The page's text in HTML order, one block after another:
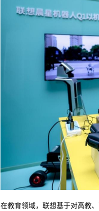
在教育领域，联想基于对高教